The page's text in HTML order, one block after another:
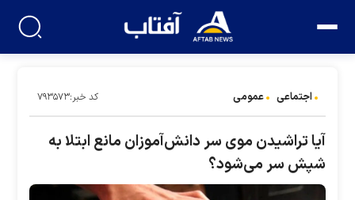
اجتماعی عمومی کد خبر:۷۹۳۵۷۳
آیا تراشیدن موی سر دانش‌آموزان مانع ابتلا به
شپش سر می‌شود؟